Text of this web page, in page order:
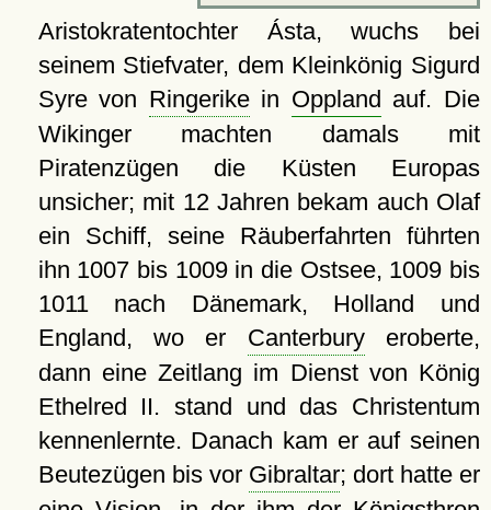
Aristokratentochter Ásta, wuchs bei
seinem Stiefvater, dem Kleinkönig Sigurd
Syre von Ringerikein Oppland auf. Die
Wikinger machten damals mit
Piratenzügen die Küsten Europas
unsicher; mit 12 Jahren bekam auch Olaf
ein Schiff, seine Räuberfahrten führten
ihn 1007 bis 1009 in die Ostsee, 1009 bis
1011 nach Dänemark, Holland und
England, wo er Canterburyeroberte,
dann eine Zeitlang im Dienst von König
Ethelred II. stand und das Christentum
kennenlernte. Danach kam er auf seinen
Beutezügen bis vor Gibraltar; dort hatte er